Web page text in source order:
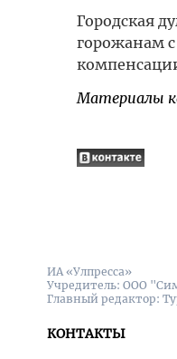
Городская
горожанам с
Материалы
ИА «Улпресса»
Учредитель: ООО
Главный редактор:
КОНТАКТЫ